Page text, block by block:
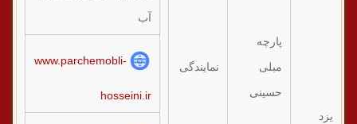
یزد
پارچه
مبلی
حسینی
نمایندگی
آب
www.parchemobli-
hosseini.ir